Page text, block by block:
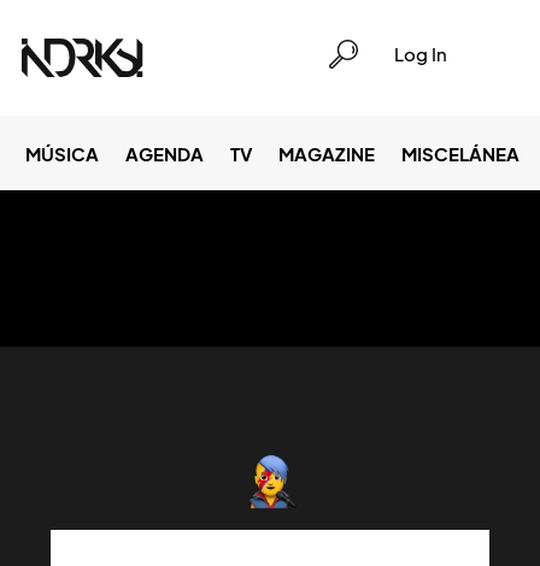
Log In
MÚSICA AGENDA TV MAGAZINE MISCELÁNEA